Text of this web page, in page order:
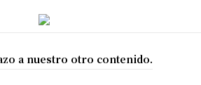
a nuestro otro contenido.